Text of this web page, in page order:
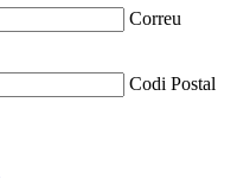
Correu
Codi Postal